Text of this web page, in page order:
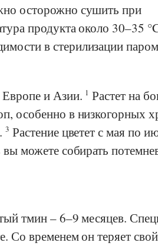
осторожно сушить при
продукта около 30–35
в стерилизации
и Азии. 1 Растет на
особенно в низкогорных
3 Растение цветет с мая по
можете собирать
тмин – 6–9 месяцев.
Со временем он теряет свой